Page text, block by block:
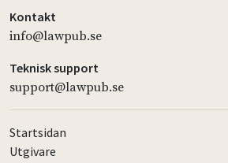
Kontakt
info@lawpub.se
Teknisk support
support@lawpub.se
Startsidan
Utgivare